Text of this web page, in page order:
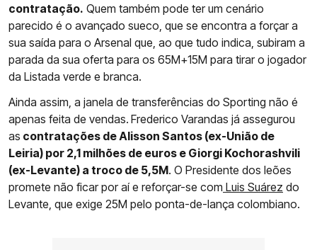
contratação. Quem também pode ter um cenário
parecido é o avançado sueco, que se encontra a forçar a
sua saída para o Arsenal que, ao que tudo indica, subiram a
parada da sua oferta para os 65M+15M para tirar o jogador
da Listada verde e branca.
Ainda assim, a janela de transferências do Sporting não é
apenas feita de vendas. Frederico Varandas já assegurou
as contratações de Alisson Santos (ex-União de
Leiria) por 2,1 milhões de euros e Giorgi Kochorashvili
(ex-Levante) a troco de 5,5M. O Presidente dos leões
promete não ficar por aí e reforçar-se com Luis Suárez do
Levante, que exige 25M pelo ponta-de-lança colombiano.